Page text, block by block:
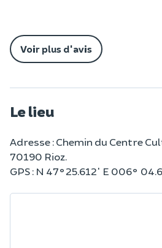
Voir plus d'avis
Le lieu
Adresse : Chemin du Centre
70190 Rioz.
GPS : N 47°25.612' E 006°